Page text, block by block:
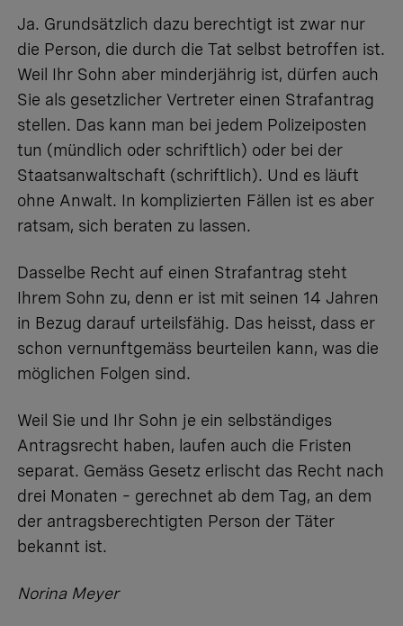
Ja. Grundsätzlich dazu berechtigt ist zwar nur
die Person, die durch die Tat selbst betroffen ist.
Weil Ihr Sohn aber minderjährig ist, dürfen auch
Sie als gesetzlicher Vertreter einen Strafantrag
stellen. Das kann man bei jedem Polizeiposten
tun (mündlich oder schriftlich) oder bei der
Staatsanwaltschaft (schriftlich). Und es läuft
ohne Anwalt. In komplizierten Fällen ist es aber
ratsam, sich beraten zu lassen.
Dasselbe Recht auf einen Strafantrag steht
Ihrem Sohn zu, denn er ist mit seinen 14 Jahren
in Bezug darauf urteilsfähig. Das heisst, dass er
schon vernunftgemäss beurteilen kann, was die
möglichen Folgen sind.
Weil Sie und Ihr Sohn je ein selbständiges
Antragsrecht haben, laufen auch die Fristen
separat. Gemäss Gesetz erlischt das Recht nach
drei Monaten – gerechnet ab dem Tag, an dem
der antragsberechtigten Person der Täter
bekannt ist.
Norina Meyer